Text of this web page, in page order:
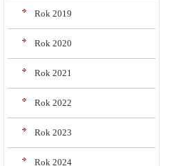
Rok 2019
Rok 2020
Rok 2021
Rok 2022
Rok 2023
Rok 2024